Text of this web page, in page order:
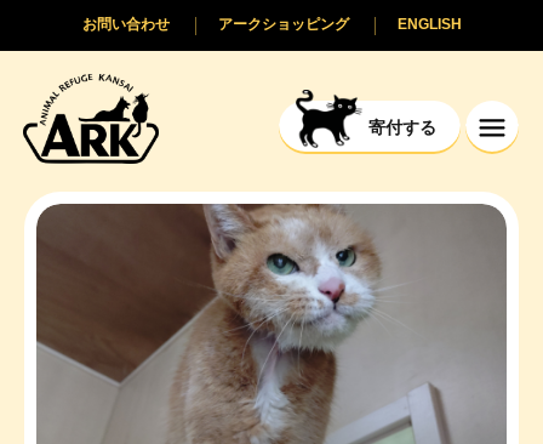
寄付する
ENGLISH
アークショッピング
お問い合わせ